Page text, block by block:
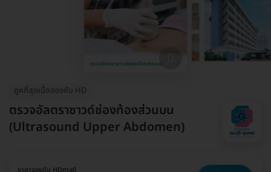
ถูกที่สุดเมื่อจองกับ HD
ตรวจอัลตราซาวด์ช่องท้องส่วนบน
(Ultrasound Upper Abdomen)
ราคาจองกับ HDmall